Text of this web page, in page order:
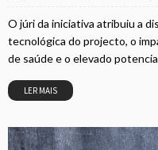
O júri da iniciativa atribuiu a
tecnológica do projecto, o
de saúde e o elevado
LER MAIS